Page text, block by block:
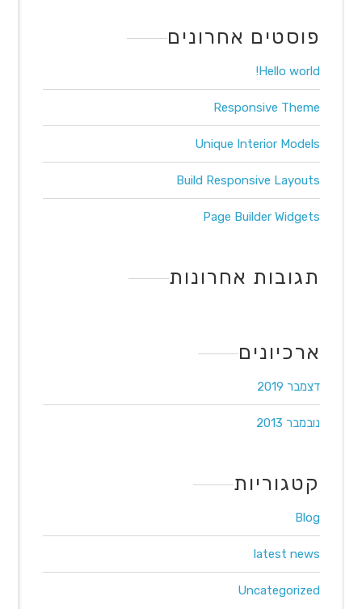
פוסטים אחרונים
Hello world!
Responsive Theme
Unique Interior Models
Build Responsive Layouts
Page Builder Widgets
תגובות אחרונות
ארכיונים
דצמבר 2019
נובמבר 2013
קטגוריות
Blog
latest news
Uncategorized